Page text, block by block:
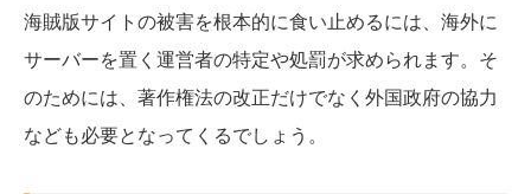
海賊版サイトの被害を根本的に食い止めるには、海外に
サーバーを置く運営者の特定や処罰が求められます。そ
のためには、著作権法の改正だけでなく外国政府の協力
なども必要となってくるでしょう。